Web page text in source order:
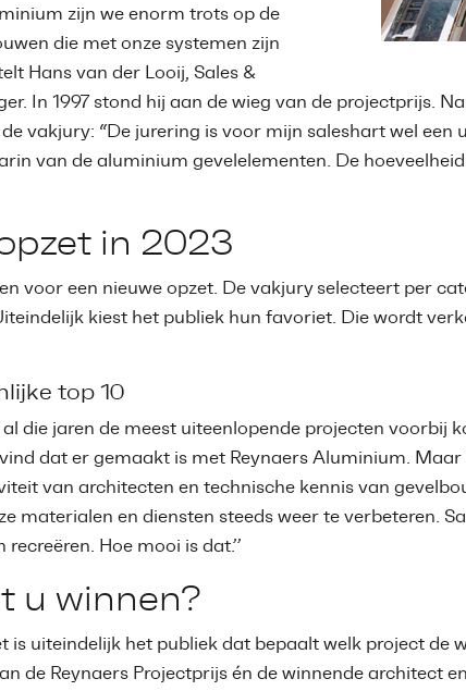
zijn we enorm trots op de
die met onze systemen zijn
Hans van der Looij, Sales &
In 1997 stond hij aan de wieg van de projectprijs.
vakjury: “De jurering is voor mijn saleshart wel
van de aluminium gevelelementen. De
in 2023
voor een nieuwe opzet. De vakjury selecteert per
kiest het publiek hun favoriet. Die wordt
top 10
die jaren de meest uiteenlopende projecten voorbij
dat er gemaakt is met Reynaers Aluminium.
van architecten en technische kennis van
materialen en diensten steeds weer te verbeteren.
Hoe mooi is dat.’’
u winnen?
is uiteindelijk het publiek dat bepaalt welk project
de Reynaers Projectprijs én de winnende architect